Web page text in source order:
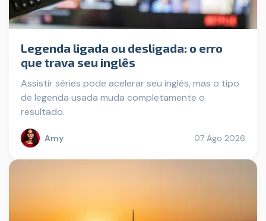
Legenda ligada ou desligada: o erro
que trava seu inglês
Assistir séries pode acelerar seu inglês, mas o tipo
de legenda usada muda completamente o
resultado.
Amy 07 Ago 2026